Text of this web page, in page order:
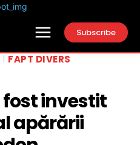
Subscribe
FAPT DIVERS
investit
apărării